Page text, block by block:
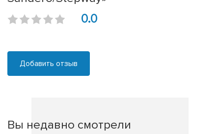
0.0
Добавить отзыв
Вы недавно смотрели